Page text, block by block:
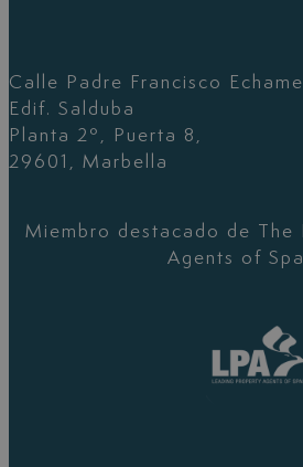
Calle Padre Francisco
Edif. Salduba
Planta 2º, Puerta 8,
29601, Marbella
Miembro destacado de The
Agents of